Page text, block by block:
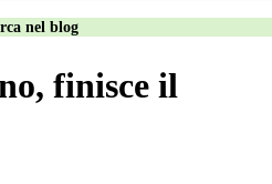
nel blog
finisce il